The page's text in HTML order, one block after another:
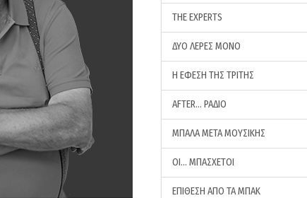
THE EXPERTS
ΔΥΟ ΛΕΡΕΣ ΜΟΝΟ
Η ΕΦΕΣΗ ΤΗΣ ΤΡΙΤΗΣ
AFTER… ΡΑΔΙΟ
ΜΠΑΛΑ ΜΕΤΑ ΜΟΥΣΙΚΗΣ
ΟΙ… ΜΠΑΣΧΕΤΟΙ
ΕΠΙΘΕΣΗ ΑΠΟ ΤΑ ΜΠΑΚ